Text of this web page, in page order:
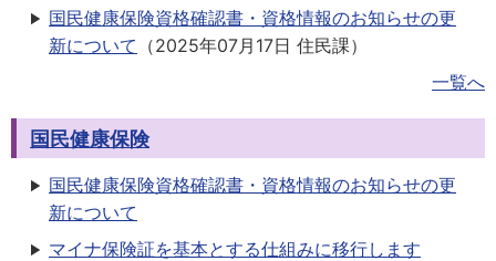
国民健康保険資格確認書・資格情報のお知らせの更
新について （2025年07月17日 住民課）
一覧へ
国民健康保険
国民健康保険資格確認書・資格情報のお知らせの更
新について
マイナ保険証を基本とする仕組みに移行します